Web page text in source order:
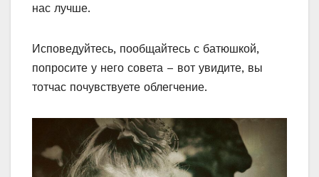
нас лучше.
Исповедуйтесь, пообщайтесь с батюшкой,
попросите у него совета – вот увидите, вы
тотчас почувствуете облегчение.